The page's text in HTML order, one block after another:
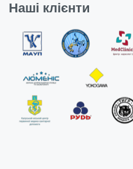
Наші клієнти